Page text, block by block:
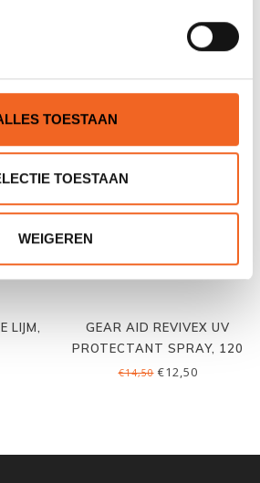
TOESTAAN
TOESTAAN
WEIGEREN
LIJM,
GEAR AID REVIVEX UV
PROTECTANT SPRAY, 120
ML
€14,50€12,50